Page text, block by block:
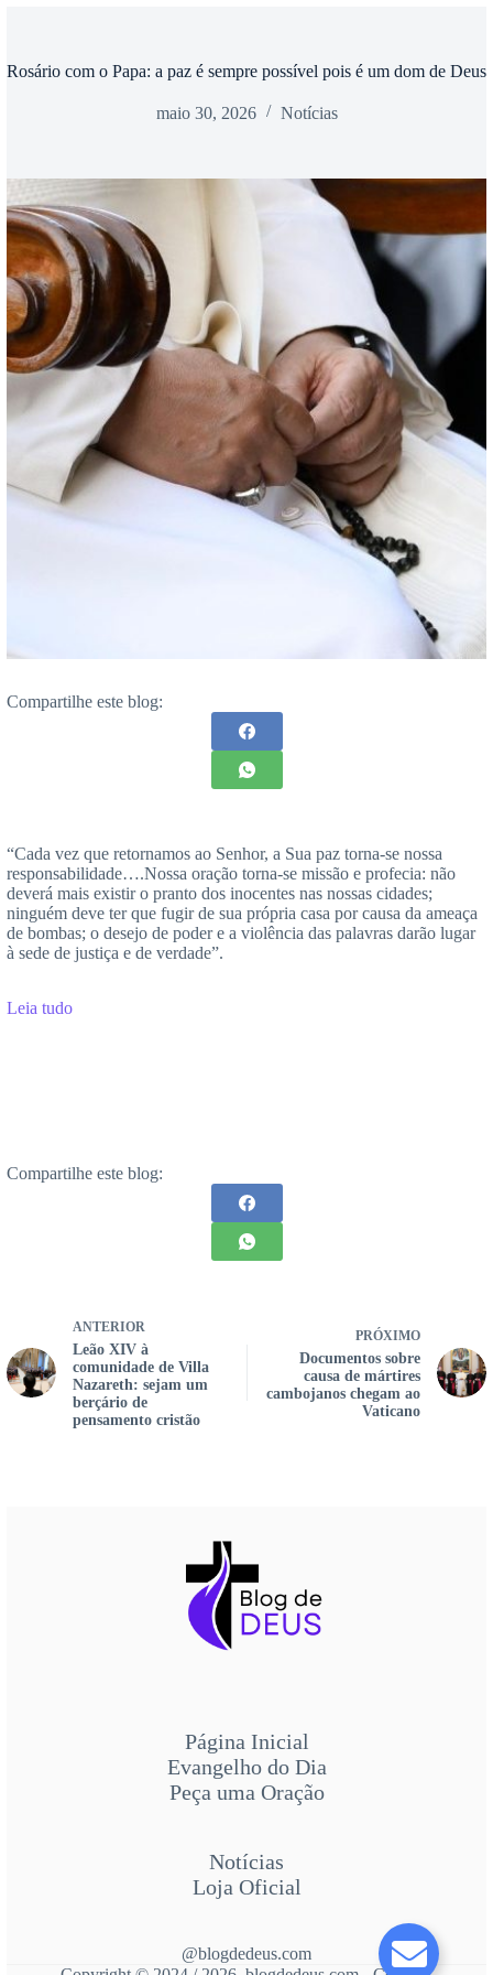
Rosário com o Papa: a paz é sempre possível pois é um dom de Deus
maio 30, 2026 Notícias
Compartilhe este blog:
“Cada vez que retornamos ao Senhor, a Sua paz torna-se nossa
responsabilidade….Nossa oração torna-se missão e profecia: não
deverá mais existir o pranto dos inocentes nas nossas cidades;
ninguém deve ter que fugir de sua própria casa por causa da ameaça
de bombas; o desejo de poder e a violência das palavras darão lugar
à sede de justiça e de verdade”.
Leia tudo
Compartilhe este blog:
ANTERIOR
Leão XIV à
comunidade de Villa
Nazareth: sejam um
berçário de
pensamento cristão
PRÓXIMO
Documentos sobre
causa de mártires
cambojanos chegam ao
Vaticano
Página Inicial
Evangelho do Dia
Peça uma Oração
Notícias
Loja Oficial
@blogdedeus.com